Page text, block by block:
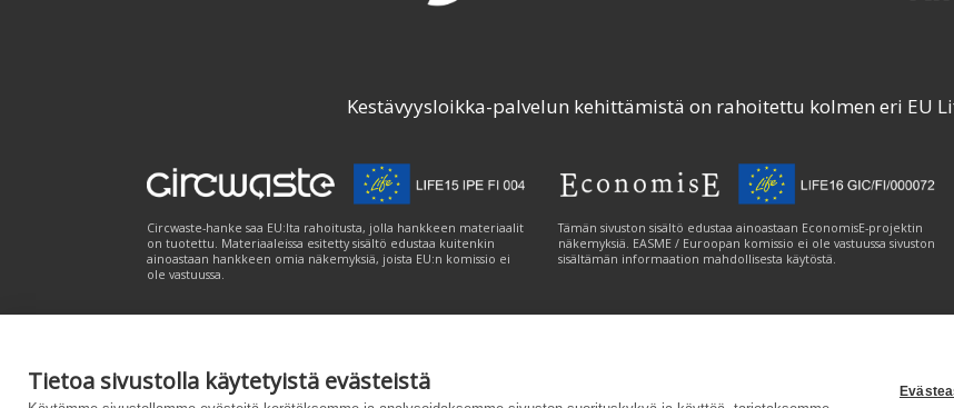
Tietoa sivustolla käytetyistä evästeistä
Kestävyysloikka-palvelun kehittämistä on rahoitettu kolmen eri EU
Circwaste-hanke saa EU:lta rahoitusta, jolla hankkeen materiaalit
on tuotettu. Materiaaleissa esitetty sisältö edustaa kuitenkin
ainoastaan hankkeen omia näkemyksiä, joista EU:n komissio ei
ole vastuussa.
Tämän sivuston sisältö edustaa ainoastaan EconomisE-projektin
näkemyksiä. EASME / Euroopan komissio ei ole vastuussa sivuston
sisältämän informaation mahdollisesta käytöstä.
Palvelukuvaus| Tietosuojailmoitus|Saavutettavuusseloste|Evästeasetukset|Lähetä palautetta